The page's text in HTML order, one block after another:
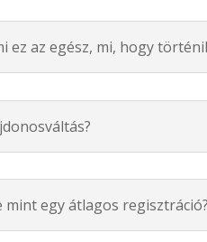
ez az egész, mi, hogy
egy átlagos regisztráció?